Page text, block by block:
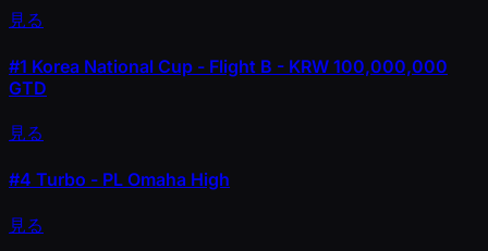
見る
#1 Korea National Cup - Flight B - KRW 100,000,000
GTD
見る
#4 Turbo - PL Omaha High
見る